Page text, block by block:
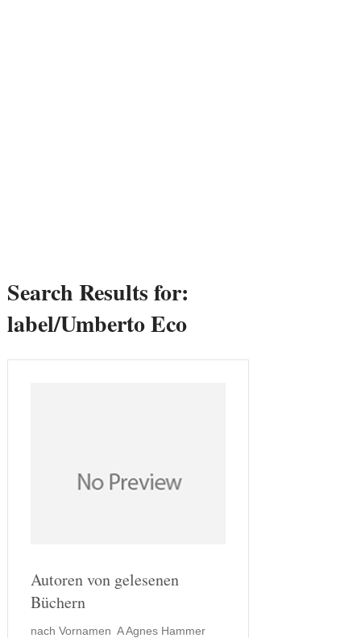
Search Results for:
label/Umberto Eco
Autoren von gelesenen
Büchern
nach Vornamen A Agnes Hammer